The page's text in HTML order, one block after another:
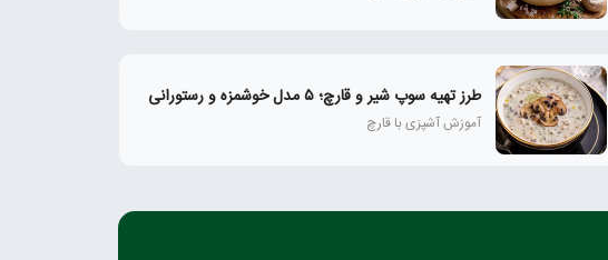
طرز تهیه سوپ شیر و قارچ؛ ۵ مدل خوشمزه و رستورانی
آموزش آشپزی با قارچ